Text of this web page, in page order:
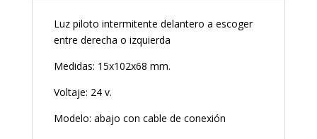
Luz piloto intermitente delantero a escoger
entre derecha o izquierda
Medidas: 15x102x68 mm.
Voltaje: 24 v.
Modelo: abajo con cable de conexión